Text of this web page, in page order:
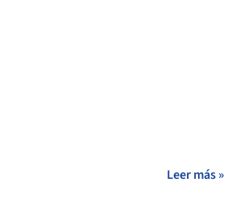
Leer más »